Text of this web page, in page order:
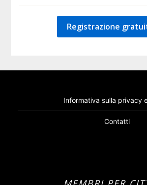
Registrazione
Informativa sulla privacy
Contatti